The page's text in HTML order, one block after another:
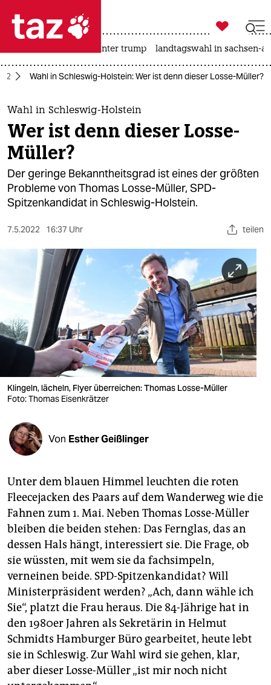
 taz zahl ich
taz zahl ich
themen
politik
öko
gesellschaft
sport
berlin
wahrheit
verlag
verlag
veranstaltungen
shop
fragen & hilfe
unterstützen
abo
genossenschaft
epaper login

taz zahl ich
usa unter trump landtagswahl in sachsen-
Wahl in Schleswig-Holstein: Wer ist denn dieser Losse-Müller?
Wahl in Schleswig-Holstein
Wer ist denn dieser Losse-
Müller?
Der geringe Bekanntheitsgrad ist eines der größten
Probleme von Thomas Losse-Müller, SPD-
Spitzenkandidat in Schleswig-Holstein.
7.5.2022 16:37 Uhr teilen
Klingeln, lächeln, Flyer überreichen: Thomas Losse-Müller
Foto: Thomas Eisenkrätzer
Von Esther Geißlinger
Unter dem blauen Himmel leuchten die roten
Fleece­jacken des Paars auf dem Wanderweg wie die
Fahnen zum 1. Mai. Neben Thomas Losse-Müller
bleiben die beiden stehen: Das Fernglas, das an
dessen Hals hängt, interessiert sie. Die Frage, ob
sie wüssten, mit wem sie da fachsimpeln,
verneinen beide. SPD-Spitzenkandidat? Will
Ministerpräsident werden? „Ach, dann wähle ich
Sie“, platzt die Frau heraus. Die 84-Jährige hat in
den 1980er Jahren als Sekretärin in Helmut
Schmidts Hamburger Büro gearbeitet, heute lebt
sie in Schleswig. Zur Wahl wird sie gehen, klar,
aber dieser Losse-Müller „ist mir noch nicht